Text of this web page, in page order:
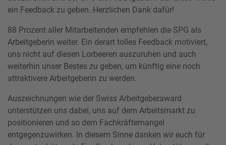
ein Feedback zu geben. Herzlichen Dank dafür!
88 Prozent aller Mitarbeitenden empfehlen die SPG als
Arbeitgeberin weiter. Ein derart tolles Feedback motiviert,
uns nicht auf diesen Lorbeeren auszuruhen und auch
weiterhin unser Bestes zu geben, um künftig eine noch
attraktivere Arbeitgeberin zu werden.
Auszeichnungen wie der Swiss Arbeitgeberaward
unterstützen uns dabei, uns auf dem Arbeitsmarkt zu
positionieren und so dem Fachkräftemangel
entgegenzuwirken. In diesem Sinne danken wir euch für